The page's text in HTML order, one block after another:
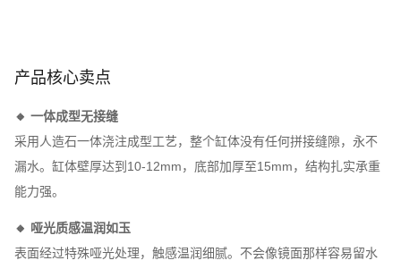
产品核心卖点
🔸 一体成型无接缝
采用人造石一体浇注成型工艺，整个缸体没有任何拼接缝隙，永不
漏水。缸体壁厚达到10-12mm，底部加厚至15mm，结构扎实承重
能力强。
🔸 哑光质感温润如玉
表面经过特殊哑光处理，触感温润细腻。不会像镜面那样容易留水